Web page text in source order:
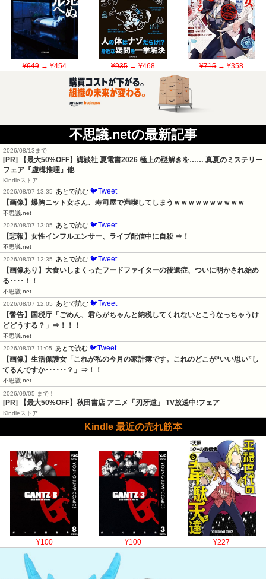
¥649→ ¥454 ¥935→ ¥468 ¥715→ ¥358
不思議.netの最新記事
2026/08/13まで
[PR] 【最大50%OFF】講談社 夏電書2026 極上の謎解きを…… 真夏のミステリー
フェア『虚構推理』他
Kindleストア
2026/08/07 13:35
あとで読む 🐦Tweet
【画像】爆胸ニット女さん、寿司屋で満喫してしまうｗｗｗｗｗｗｗｗｗｗ
不思議.net
2026/08/07 13:05
あとで読む 🐦Tweet
【悲報】女性インフルエンサー、ライブ配信中に自殺 ⇒！
不思議.net
2026/08/07 12:35
あとで読む 🐦Tweet
【画像あり】大食いしまくったフードファイターの後遺症、ついに明かされ始め
る････！！
不思議.net
2026/08/07 12:05
あとで読む 🐦Tweet
【警告】国税庁「ごめん、君らがちゃんと納税してくれないとこうなっちゃうけ
どどうする？」⇒！！！
不思議.net
2026/08/07 11:05
あとで読む 🐦Tweet
【画像】生活保護女「これが私の今月の家計簿です。これのどこが“いい思い”し
てるんですか･･････？」⇒！！
不思議.net
2026/09/05 まで！
[PR] 【最大50%OFF】秋田書店 アニメ「刃牙道」 TV放送中!フェア
Kindleストア
Kindle 最近の売れ筋本
¥100 ¥100 ¥227